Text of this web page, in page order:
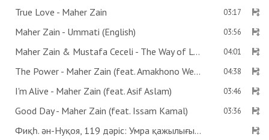
True Love - Maher Zain 03:17
Maher Zain - Ummati (English) 03:56
Maher Zain & Mustafa Ceceli - The Way of Love 04:01
The Power - Maher Zain (feat. Amakhono We Sintu) 04:38
I'm Alive - Maher Zain (feat. Asif Aslam) 03:46
Good Day - Maher Zain (feat. Issam Kamal) 03:36
Фиқһ. ән-Нуқоя, 119 дәріс: Умра қажылығы - Абдусамат Қасым